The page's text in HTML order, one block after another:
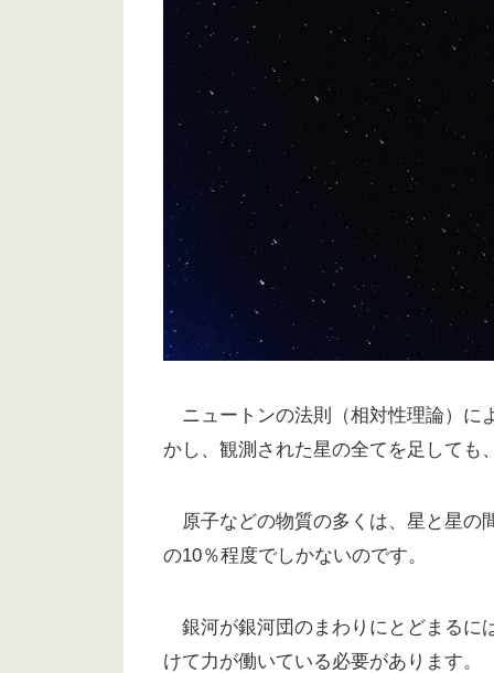
ニュートンの法則（相対性理論）に
かし、観測された星の全てを足しても
原子などの物質の多くは、星と星の
の10％程度でしかないのです。
銀河が銀河団のまわりにとどまるに
けて力が働いている必要があります。